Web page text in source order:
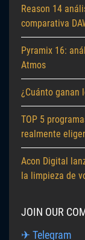
Reason 14
comparativa
Pyramix 16:
Atmos
¿Cuánto ganan
TOP 5
realmente
Acon Digital
la limpieza de
JOIN OUR
✈ Telegram